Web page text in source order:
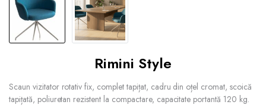
Rimini Style
Scaun vizitator rotativ fix, complet tapițat, cadru din oțel cromat, scoică
tapițată, poliuretan rezistent la compactare, capacitate portantă 120 kg.